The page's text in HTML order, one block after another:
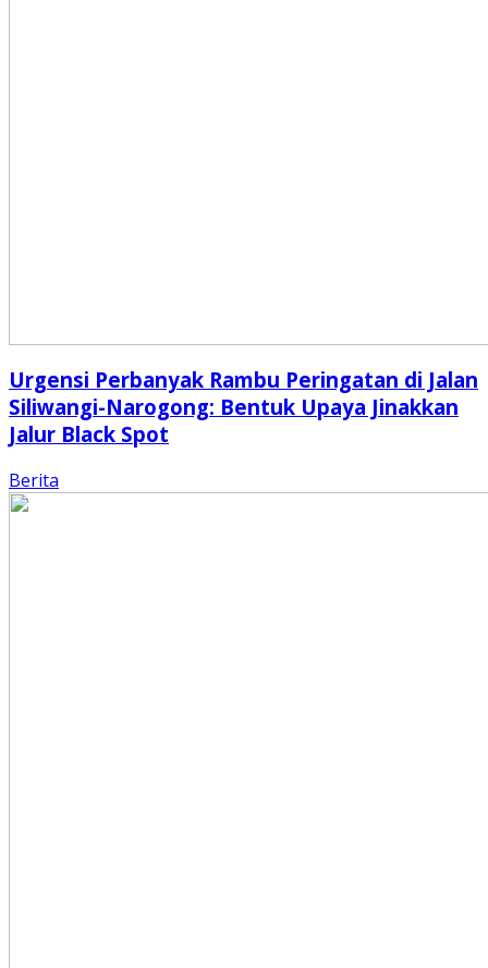
Urgensi Perbanyak Rambu Peringatan di Jalan
Siliwangi-Narogong: Bentuk Upaya Jinakkan
Jalur Black Spot
Berita